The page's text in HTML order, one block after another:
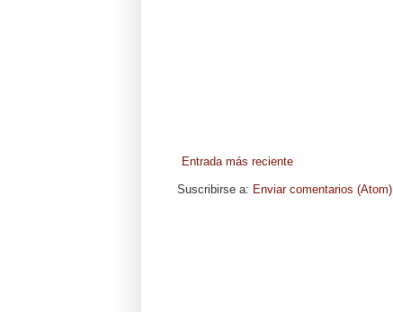
Entrada más reciente
Suscribirse a: Enviar comentarios (Atom)